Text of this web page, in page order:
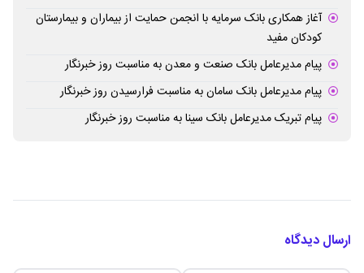
آغاز همکاری بانک سرمایه با انجمن حمایت از بیماران و بیمارستان
کودکان مفید
پیام مدیرعامل بانک صنعت و معدن به مناسبت روز خبرنگار
پیام مدیرعامل بانک سامان به مناسبت فرارسیدن روز خبرنگار
پیام تبریک مدیرعامل بانک سینا به مناسبت روز خبرنگار
ارسال دیدگاه